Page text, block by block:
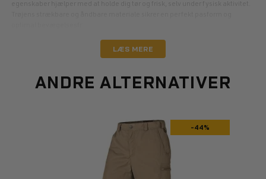
LÆS MERE
ANDRE ALTERNATIVER
-44%